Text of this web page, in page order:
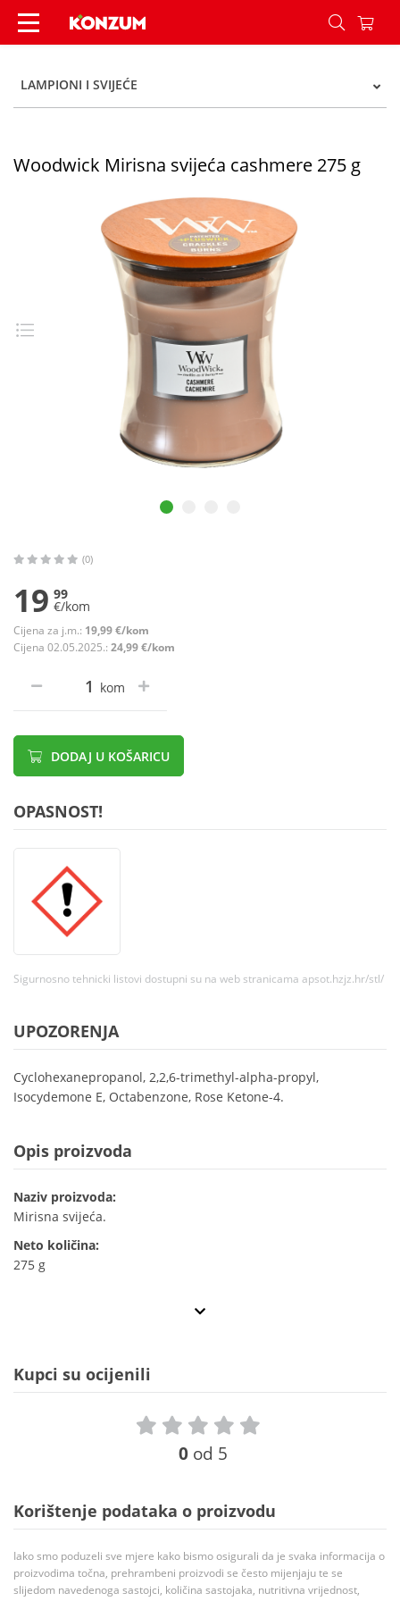
Woodwick Mirisna svijeća cashmere 275 g -
LAMPIONI I SVIJEĆE
Woodwick Mirisna svijeća cashmere 275 g
(0)
19 99
€/kom
Cijena za j.m.: 19,99 €/kom
Cijena 02.05.2025.: 24,99 €/kom
kom
DODAJ U KOŠARICU
OPASNOST!
Sigurnosno tehnicki listovi dostupni su na web stranicama apsot.hzjz.hr/stl/
UPOZORENJA
Cyclohexanepropanol, 2,2,6-trimethyl-alpha-propyl,
Isocydemone E, Octabenzone, Rose Ketone-4.
Opis proizvoda
Naziv proizvoda:
Mirisna svijeća.
Neto količina:
275 g
Kupci su ocijenili
0 od 5
Korištenje podataka o proizvodu
Iako smo poduzeli sve mjere kako bismo osigurali da je svaka informacija o
proizvodima točna, prehrambeni proizvodi se često mijenjaju te se
slijedom navedenoga sastojci, količina sastojaka, nutritivna vrijednost,